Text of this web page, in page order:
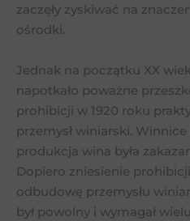
zaczęły zyskiwać na
ośrodki.
Jednak na początku XX
napotkało poważne
prohibicji w 1920 roku
przemysł winiarski. Winnice
produkcja wina była
Dopiero zniesienie
odbudowę przemysłu
był powolny i wymagał